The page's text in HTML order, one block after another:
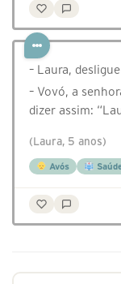
– Laura,
– Vovó, a
dizer assim:
(Laura, 5 anos)
Avós